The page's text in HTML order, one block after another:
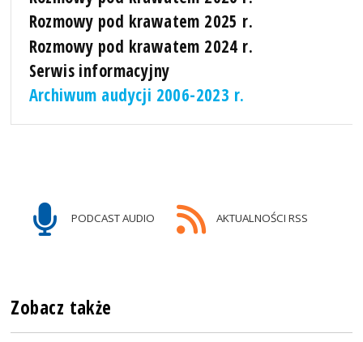
Rozmowy pod krawatem 2025 r.
Rozmowy pod krawatem 2024 r.
Serwis informacyjny
Archiwum audycji 2006-2023 r.
PODCAST AUDIO AKTUALNOŚCI RSS
Zobacz także